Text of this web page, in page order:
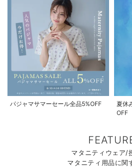
パジャマサマーセール全品5%OFF
夏休
OFF
マタニティウェア/
マタニティ用品に関